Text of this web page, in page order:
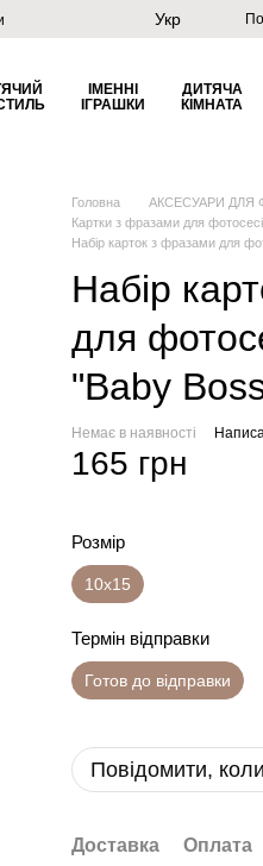
Укр
ІМЕННІ
ІГРАШКИ
ДИТЯЧА
КІМНАТА
Головна
АКСЕСУАРИ ДЛЯ
Картки з фразами для
Набір карток з фразами для
Набір
для
"Baby
Немає в наявності
165 грн
Розмір
10х15
Термін відправки
Готов до відправки
Повідомити,
Доставка Оплата